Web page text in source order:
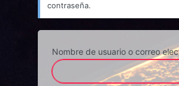
contraseña.
Nombre de usuario o correo